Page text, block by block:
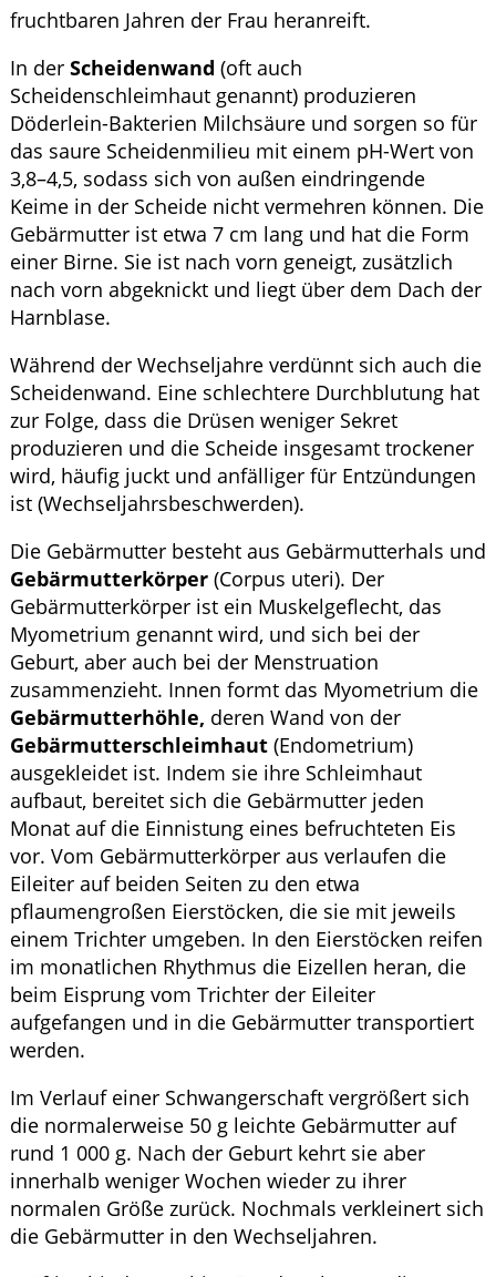
fruchtbaren Jahren der Frau heranreift.
In der Scheidenwand (oft auch
Scheidenschleimhaut genannt) produzieren
Döderlein-Bakterien Milchsäure und sorgen so für
das saure Scheidenmilieu mit einem pH-Wert von
3,8–4,5, sodass sich von außen eindringende
Keime in der Scheide nicht vermehren können. Die
Gebärmutter ist etwa 7 cm lang und hat die Form
einer Birne. Sie ist nach vorn geneigt, zusätzlich
nach vorn abgeknickt und liegt über dem Dach der
Harnblase.
Während der Wechseljahre verdünnt sich auch die
Scheidenwand. Eine schlechtere Durchblutung hat
zur Folge, dass die Drüsen weniger Sekret
produzieren und die Scheide insgesamt trockener
wird, häufig juckt und anfälliger für Entzündungen
ist (Wechseljahrsbeschwerden).
Die Gebärmutter besteht aus Gebärmutterhals und
Gebärmutterkörper (Corpus uteri). Der
Gebärmutterkörper ist ein Muskelgeflecht, das
Myometrium genannt wird, und sich bei der
Geburt, aber auch bei der Menstruation
zusammenzieht. Innen formt das Myometrium die
Gebärmutterhöhle, deren Wand von der
Gebärmutterschleimhaut (Endometrium)
ausgekleidet ist. Indem sie ihre Schleimhaut
aufbaut, bereitet sich die Gebärmutter jeden
Monat auf die Einnistung eines befruchteten Eis
vor. Vom Gebärmutterkörper aus verlaufen die
Eileiter auf beiden Seiten zu den etwa
pflaumengroßen Eierstöcken, die sie mit jeweils
einem Trichter umgeben. In den Eierstöcken reifen
im monatlichen Rhythmus die Eizellen heran, die
beim Eisprung vom Trichter der Eileiter
aufgefangen und in die Gebärmutter transportiert
werden.
Im Verlauf einer Schwangerschaft vergrößert sich
die normalerweise 50 g leichte Gebärmutter auf
rund 1 000 g. Nach der Geburt kehrt sie aber
innerhalb weniger Wochen wieder zu ihrer
normalen Größe zurück. Nochmals verkleinert sich
die Gebärmutter in den Wechseljahren.